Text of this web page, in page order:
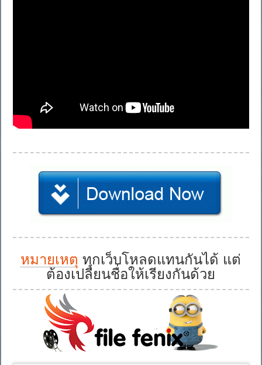
หมายเหตุ ทุกเว็บโหลดแทนกันได้ แต่
ต้องเปลี่ยนชื่อให้เรียงกันด้วย